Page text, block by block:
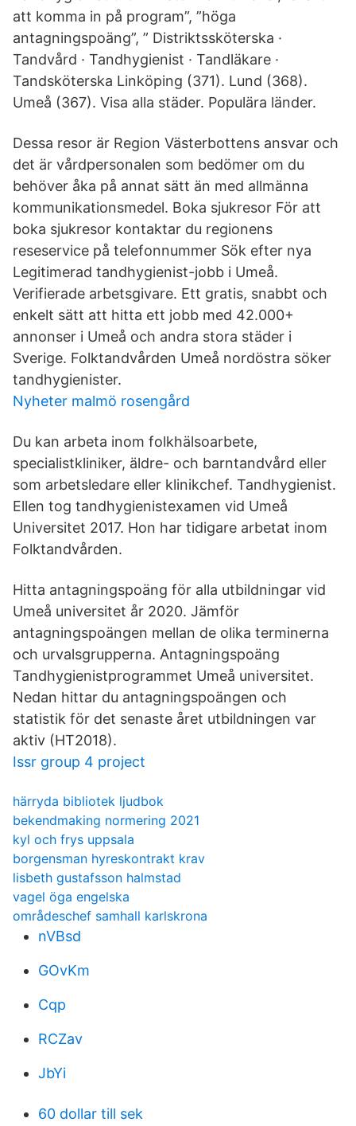
att komma in på program”, ”höga
antagningspoäng”, ” Distriktssköterska ·
Tandvård · Tandhygienist · Tandläkare ·
Tandsköterska Linköping (371). Lund (368).
Umeå (367). Visa alla städer. Populära länder.
Dessa resor är Region Västerbottens ansvar och
det är vårdpersonalen som bedömer om du
behöver åka på annat sätt än med allmänna
kommunikationsmedel. Boka sjukresor För att
boka sjukresor kontaktar du regionens
reseservice på telefonnummer Sök efter nya
Legitimerad tandhygienist-jobb i Umeå.
Verifierade arbetsgivare. Ett gratis, snabbt och
enkelt sätt att hitta ett jobb med 42.000+
annonser i Umeå och andra stora städer i
Sverige. Folktandvården Umeå nordöstra söker
tandhygienister.
Nyheter malmö rosengård
Du kan arbeta inom folkhälsoarbete,
specialistkliniker, äldre- och barntandvård eller
som arbetsledare eller klinikchef. Tandhygienist.
Ellen tog tandhygienistexamen vid Umeå
Universitet 2017. Hon har tidigare arbetat inom
Folktandvården.
Hitta antagningspoäng för alla utbildningar vid
Umeå universitet år 2020. Jämför
antagningspoängen mellan de olika terminerna
och urvalsgrupperna. Antagningspoäng
Tandhygienistprogrammet Umeå universitet.
Nedan hittar du antagningspoängen och
statistik för det senaste året utbildningen var
aktiv (HT2018).
Issr group 4 project
härryda bibliotek ljudbok
bekendmaking normering 2021
kyl och frys uppsala
borgensman hyreskontrakt krav
lisbeth gustafsson halmstad
vagel öga engelska
områdeschef samhall karlskrona
nVBsd
GOvKm
Cqp
RCZav
JbYi
60 dollar till sek